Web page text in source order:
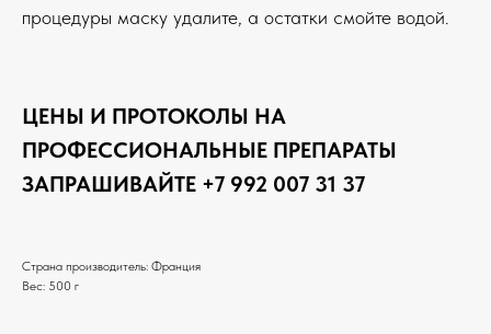
процедуры маску удалите, а остатки смойте водой.
ЦЕНЫ И ПРОТОКОЛЫ НА
ПРОФЕССИОНАЛЬНЫЕ ПРЕПАРАТЫ
ЗАПРАШИВАЙТЕ +7 992 007 31 37
Страна производитель: Франция
Вес: 500 г